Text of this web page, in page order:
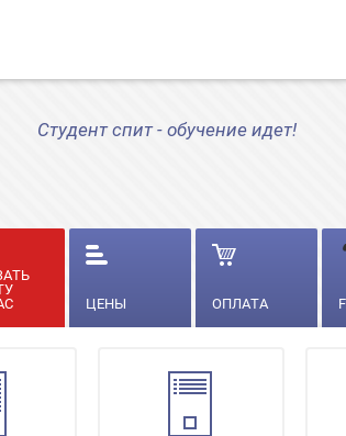
Студент спит - обучение идет!
ЦЕНЫ ОПЛАТА